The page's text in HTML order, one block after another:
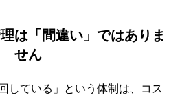
は「間違い」ではありま
せん
している」という体制は、コス